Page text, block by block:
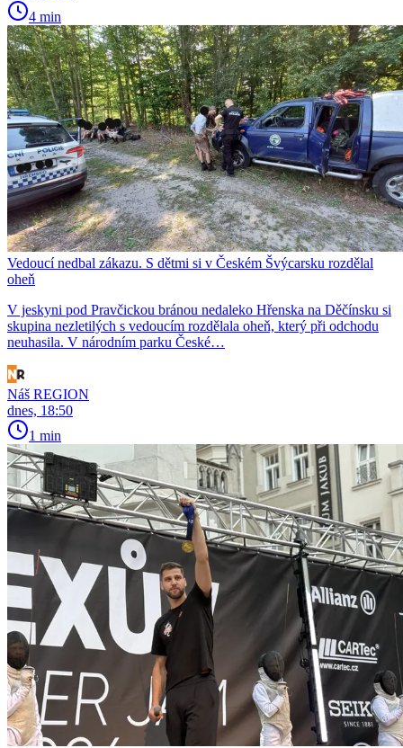
4 min
Vedoucí nedbal zákazu. S dětmi si v Českém Švýcarsku rozdělal
oheň
V jeskyni pod Pravčickou bránou nedaleko Hřenska na Děčínsku si
skupina nezletilých s vedoucím rozdělala oheň, který při odchodu
neuhasila. V národním parku České…
Náš REGION
dnes, 18:50
1 min